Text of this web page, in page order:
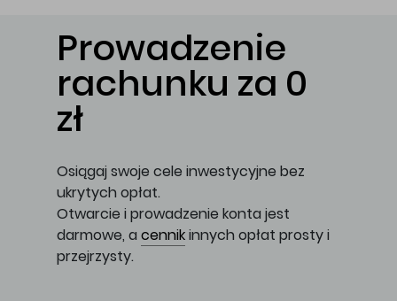
Prowadzenie
rachunku za 0
zł
Osiągaj swoje cele inwestycyjne bez
ukrytych opłat.
Otwarcie i prowadzenie konta jest
darmowe, a cennikinnych opłat prosty i
przejrzysty.